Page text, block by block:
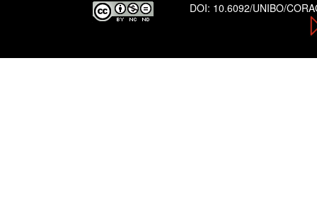
DOI: 10.6092/UNIBO/